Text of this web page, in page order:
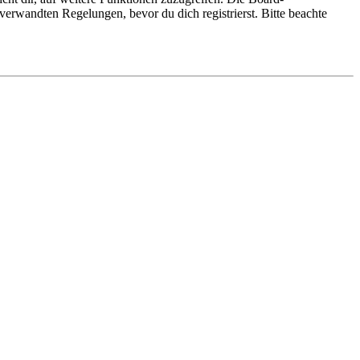
Regelungen, bevor du dich registrierst. Bitte beachte